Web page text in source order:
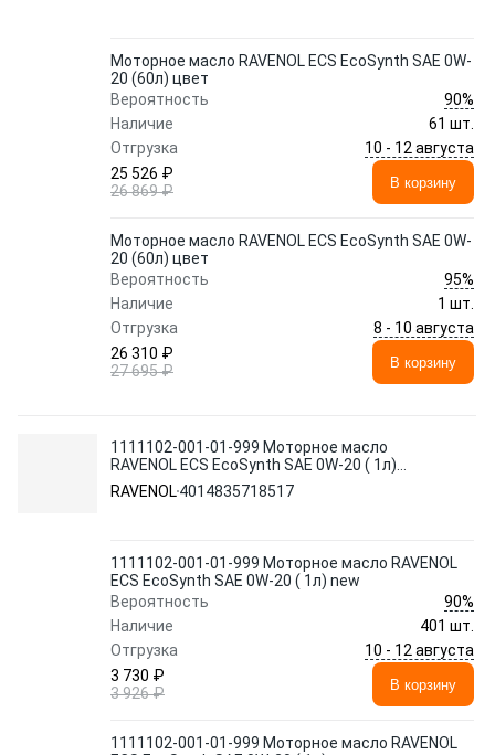
Моторное масло RAVENOL ECS EcoSynth SAE 0W-
20 (60л) цвет
Вероятность
90%
Наличие
61 шт.
Отгрузка
10 - 12 августа
25 526 ₽
26 869 ₽
В корзину
Моторное масло RAVENOL ECS EcoSynth SAE 0W-
20 (60л) цвет
Вероятность
95%
Наличие
1 шт.
Отгрузка
8 - 10 августа
26 310 ₽
27 695 ₽
В корзину
1111102-001-01-999 Моторное масло
RAVENOL ECS EcoSynth SAE 0W-20 ( 1л)
new
RAVENOL4014835718517
1111102-001-01-999 Моторное масло RAVENOL
ECS EcoSynth SAE 0W-20 ( 1л) new
Вероятность
90%
Наличие
401 шт.
Отгрузка
10 - 12 августа
3 730 ₽
3 926 ₽
В корзину
1111102-001-01-999 Моторное масло RAVENOL